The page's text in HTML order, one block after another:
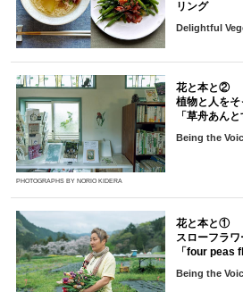
リング
Delightful
PHOTOGRAPHS BY NORIO KIDERA
花と本と②
植物と人を
「草舟あんと
Being the
花と本と①
スローフラ
「four peas
Being the